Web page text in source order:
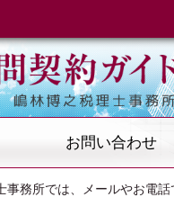
お問い合わせ
事務所では、メールやお電